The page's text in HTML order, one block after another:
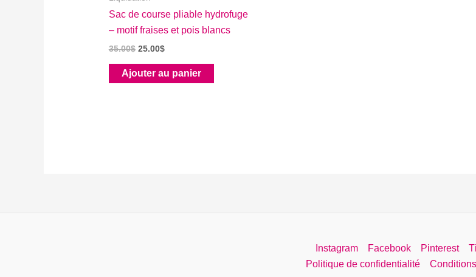
Sac de course pliable hydrofuge
– motif fraises et pois blancs
35.00$ Le
initial
était :
25.00$Le
actuel
est :
Ajouter au panier
Instagram Facebook Pinterest
Politique de confidentialité